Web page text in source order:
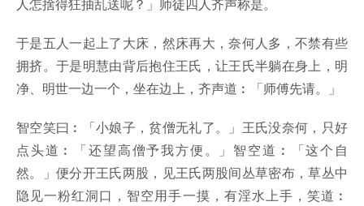
人怎捨得狂抽乱送呢？」师徒四人齐声称是。
于是五人一起上了大床，然床再大，奈何人多，不禁有些
拥挤。于是明慧由背后抱住王氏，让王氏半躺在身上，明
净、明世一边一个，坐在边上，齐声道︰「师傅先请。」
智空笑曰︰「小娘子，贫僧无礼了。」王氏没奈何，只好
点头道︰「还望高僧予我方便。」智空道︰「这个自
然。」便分开王氏两股，见王氏两股间丛草密布，草丛中
隐见一粉红洞口，智空用手一摸，有淫水上手，笑道︰